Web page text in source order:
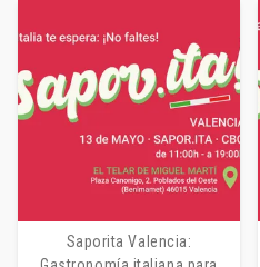
Saporita Valencia: